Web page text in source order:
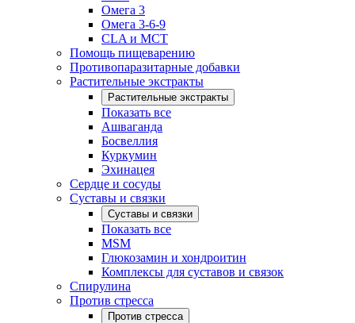
Омега 3
Омега 3-6-9
CLA и MCT
Помощь пищеварению
Противопаразитарные добавки
Растительные экстракты
Растительные экстракты
Показать все
Ашваганда
Босвеллия
Куркумин
Эхинацея
Сердце и сосуды
Суставы и связки
Суставы и связки
Показать все
MSM
Глюкозамин и хондроитин
Комплексы для суставов и связок
Спирулина
Против стресса
Против стресса